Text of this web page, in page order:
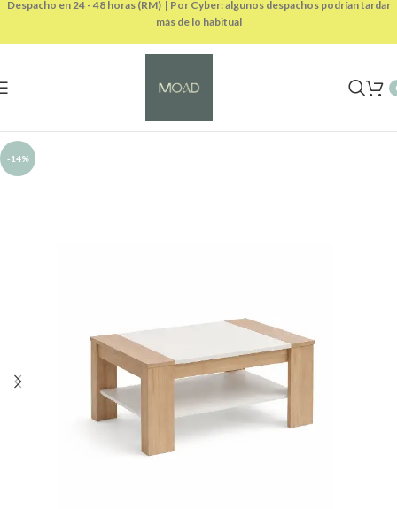
-14%
Despacho en 24 - 48 horas (RM) | Por Cyber: algunos despachos podrían tardar
más de lo habitual